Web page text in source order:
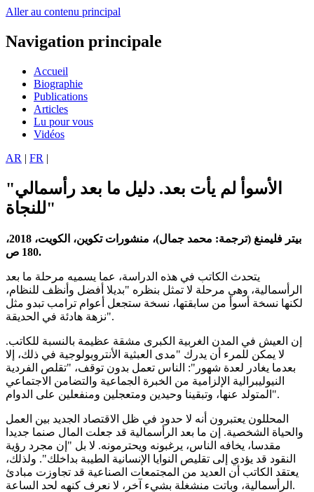
Aller au contenu principal
Navigation principale
Accueil
Biographie
Publications
Articles
Lu pour vous
Vidéos
AR | FR |
"الأسوأ لم يأت بعد. دليل ما بعد رأسمالي
للنجاة"
بيتر فليمنغ (ترجمة: محمد جمال)، منشورات تكوين، الكويت، 2018،
180 ص.
يتحدث الكاتب في هذه الدراسة، عما يسميه مرحلة ما بعد
الرأسمالية، وهي مرحلة لا تمثل بنظره "بديلا أفضل وأنظف للنظام،
لكنها نسخة أسوأ من سابقتها، نسخة ستجعل أعوام ترامب تبدو مثل
نزهة هادئة في الحديقة".
إن العيش في المدن الغربية الكبرى مشقة عظيمة بالنسبة للكاتب.
لا يمكن للمرء أن يدرك "مدى العبثية الأنتروبولوجية في ذلك، إلا
بعدما يغادر لعدة شهور": الناس تعمل بدون توقف، "تقلص الفردية
النيوليبرالية الإلزامية من الخبرة الجماعية والتضامن الاجتماعي
المتولد عنها، وتبقينا وحيدين ومتعجلين ومنفعلين على الدوام".
المحللون يعتبرون أنه لا حدود في ظل الاقتصاد الجديد بين العمل
والحياة الشخصية. إن ما بعد الرأسمالية قد جعلت المال صنما جديدا
مقدسا، يخافه الناس، يرغبونه ويحترمونه. لا بل "إن مجرد رؤية
النقود قد يؤدي إلى تقليص النوايا الإنسانية الطيبة بداخلك". ولذلك،
يعتقد الكاتب أن العديد من المجتمعات الصناعية قد تجاوزت مبادئ
الرأسمالية، وباتت منشغلة بشيء آخر، لا نعرف كنهه لحد الساعة.